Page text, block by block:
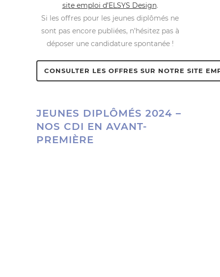
site emploi d’ELSYS Design.
Si les offres pour les jeunes diplômés ne
sont pas encore publiées, n’hésitez pas à
déposer une candidature spontanée !
CONSULTER LES OFFRES SUR NOTRE SITE
JEUNES DIPLÔMÉS 2024 –
NOS CDI EN AVANT-
PREMIÈRE